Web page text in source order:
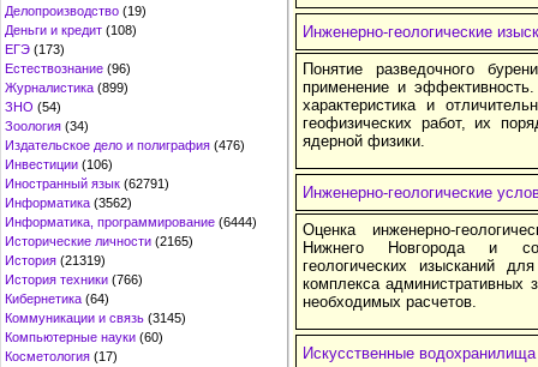
Делопроизводство (19)
Деньги и кредит (108)
ЕГЭ (173)
Естествознание (96)
Журналистика (899)
ЗНО (54)
Зоология (34)
Издательское дело и полиграфия (476)
Инвестиции (106)
Иностранный язык (62791)
Информатика (3562)
Информатика, программирование (6444)
Исторические личности (2165)
История (21319)
История техники (766)
Кибернетика (64)
Коммуникации и связь (3145)
Компьютерные науки (60)
Косметология (17)
Инженерно-геологические
Понятие разведочного
применение и
характеристика и
геофизических работ, их
ядерной физики.
Инженерно-геологические
Оценка инженерно-
Нижнего Новгорода и
геологических изысканий
комплекса административных
необходимых расчетов.
Искусственные водохранилища